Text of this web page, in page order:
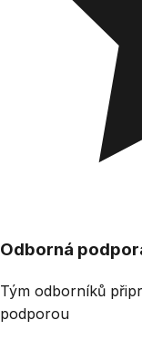
Odborná
Tým odborníků
podporou